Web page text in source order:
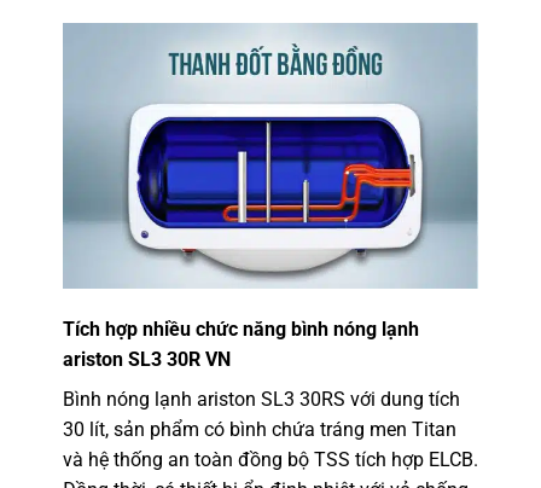
Tích hợp nhiều chức năng bình nóng lạnh
ariston SL3 30R VN
Bình nóng lạnh ariston SL3 30RS với dung tích
30 lít, sản phẩm có bình chứa tráng men Titan
và hệ thống an toàn đồng bộ TSS tích hợp ELCB.